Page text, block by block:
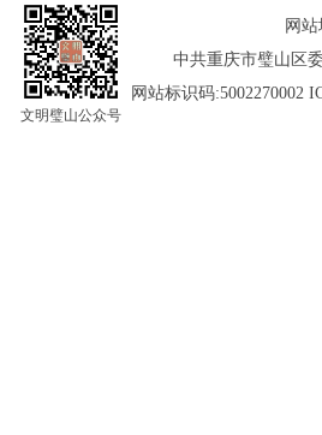
文明璧山公众号
网
中共重庆市璧山区
网站标识码:5002270002